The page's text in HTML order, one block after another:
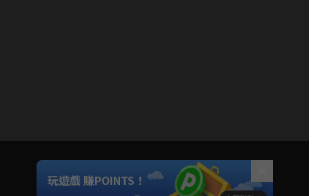
Unmute
如有不便請見諒
玩遊戲 賺POINTS！